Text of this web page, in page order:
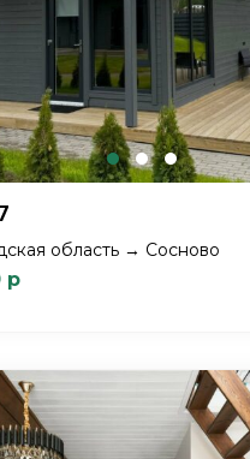
область → Сосново
р